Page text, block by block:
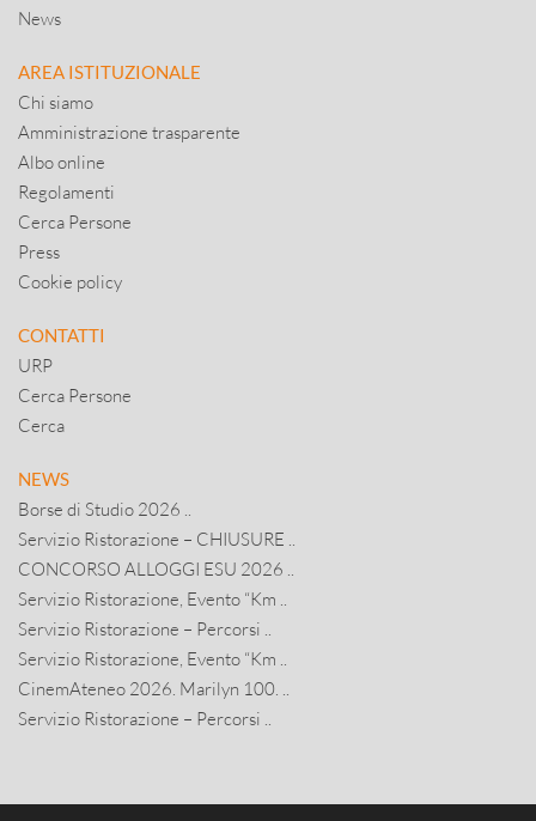
News
AREA ISTITUZIONALE
Chi siamo
Amministrazione trasparente
Albo online
Regolamenti
Cerca Persone
Press
Cookie policy
CONTATTI
URP
Cerca Persone
Cerca
NEWS
Borse di Studio 2026 ..
Servizio Ristorazione – CHIUSURE ..
CONCORSO ALLOGGI ESU 2026 ..
Servizio Ristorazione, Evento “Km ..
Servizio Ristorazione – Percorsi ..
Servizio Ristorazione, Evento “Km ..
CinemAteneo 2026. Marilyn 100. ..
Servizio Ristorazione – Percorsi ..